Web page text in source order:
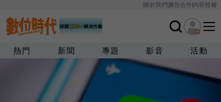
關於我們廣告合作內容授權
熱門 新聞 專題 影音 活動